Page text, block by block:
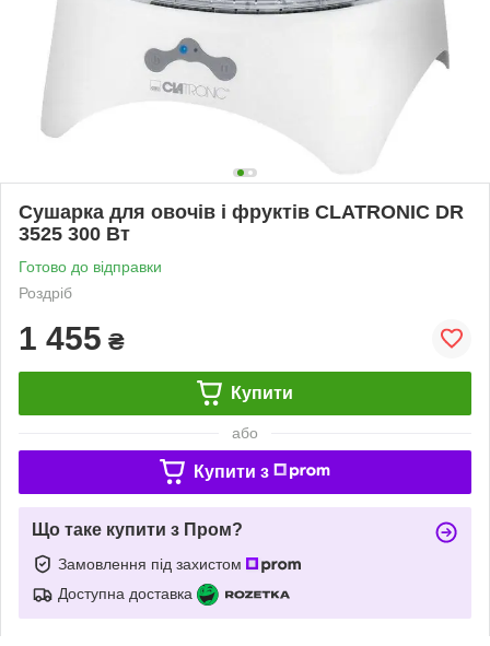
Сушарка для овочів і фруктів CLATRONIC DR
3525 300 Вт
Готово до відправки
Роздріб
1 455 ₴
Купити
або
Купити з
Що таке купити з Пром?
Замовлення під захистом
Доступна доставка